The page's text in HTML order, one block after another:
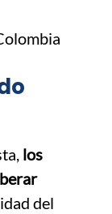
los
del